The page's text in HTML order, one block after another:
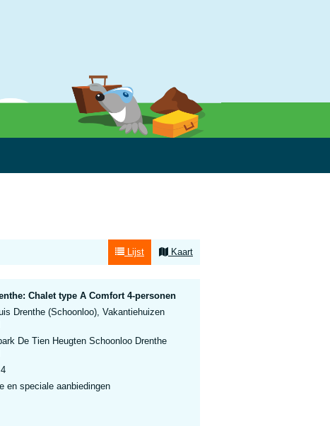
Lijst Kaart
Chalet type A Comfort 4-personen
Drenthe (Schoonloo), Vakantiehuizen
De Tien Heugten Schoonloo Drenthe
en speciale aanbiedingen